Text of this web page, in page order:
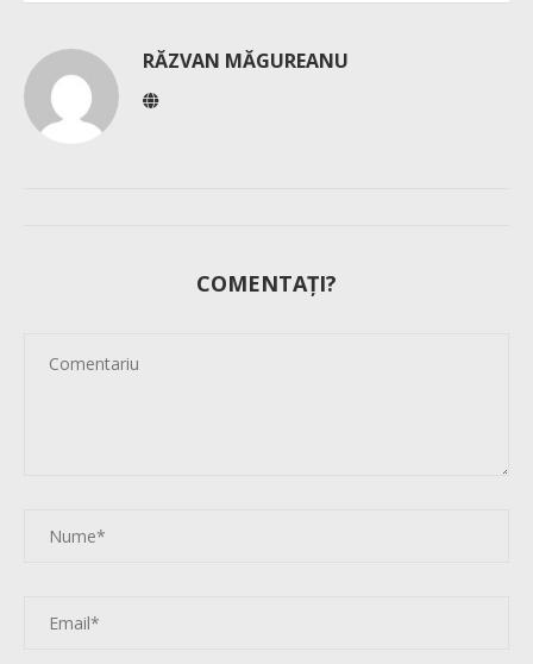
RĂZVAN MĂGUREANU
COMENTAȚI?